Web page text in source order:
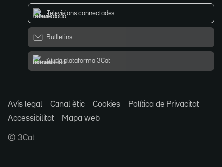
Televisions connectades
Butlletins
Ajuda plataforma 3Cat
Avís legal Canal ètic Cookies
Política de Privacitat
Accessibilitat
Mapa web
© 3Cat